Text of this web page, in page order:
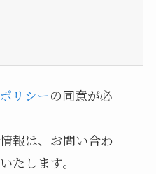
リシーの同意が必
報は、お問い合わ
たします。